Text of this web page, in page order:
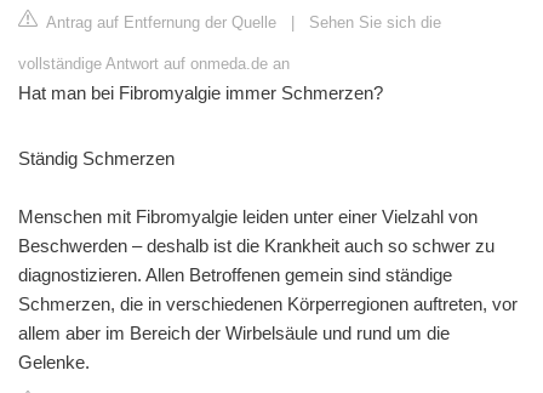
Antrag auf Entfernung der Quelle Sehen Sie sich die
vollständige Antwort auf onmeda.de an
Hat man bei Fibromyalgie immer Schmerzen?
Ständig Schmerzen
Menschen mit Fibromyalgie leiden unter einer Vielzahl von
Beschwerden – deshalb ist die Krankheit auch so schwer zu
diagnostizieren. Allen Betroffenen gemein sind ständige
Schmerzen, die in verschiedenen Körperregionen auftreten, vor
allem aber im Bereich der Wirbelsäule und rund um die
Gelenke.